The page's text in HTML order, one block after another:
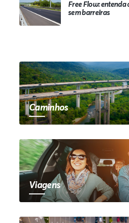
Free Flow: entenda
sem barreiras
Caminhos
Viagens